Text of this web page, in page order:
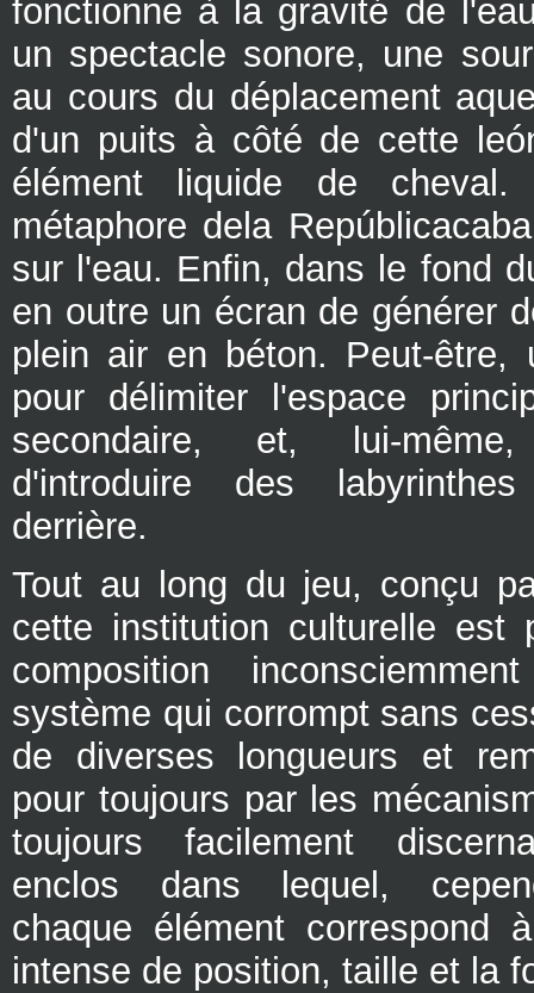
fonctionne à la gravité de
un spectacle sonore, une
au cours du déplacement
d'un puits à côté de cette
élément liquide de cheval.
métaphore dela
sur l'eau. Enfin, dans le fond
en outre un écran de générer
plein air en béton. Peut-être,
pour délimiter l'espace
secondaire, et, lui-
d'introduire des
derrière.
Tout au long du jeu, conçu
cette institution culturelle est
composition
système qui corrompt sans
de diverses longueurs et
pour toujours par les
toujours facilement
enclos dans lequel,
chaque élément correspond
intense de position, taille et la